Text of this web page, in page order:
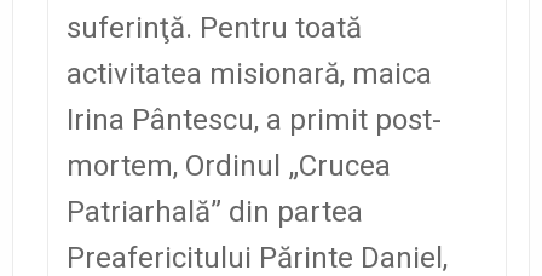
suferinţă. Pentru toată
activitatea misionară, maica
Irina Pântescu, a primit post-
mortem, Ordinul „Crucea
Patriarhală” din partea
Preafericitului Părinte Daniel,